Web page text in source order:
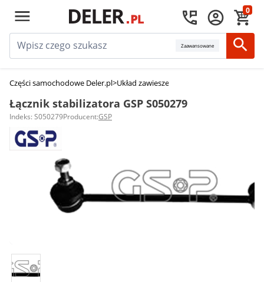
0
Zaawansowane
Części samochodowe Deler.pl>Układ zawieszenia
Łącznik stabilizatora GSP S050279
Indeks: S050279Producent:GSP